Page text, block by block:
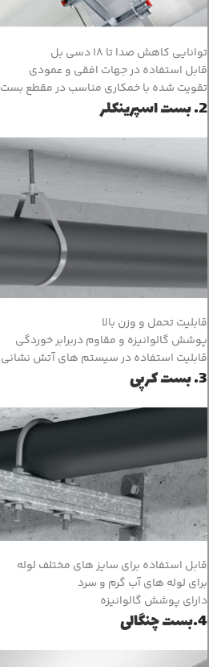
توانایی کاهش صدا تا 18 دسی بل
قابل استفاده در جهات افقی و عمودی
تقویت شده با خمکاری مناسب در مقطع بست
2. بست اسپرینکلر
قابلیت تحمل و وزن بالا
پوشش گالوانیزه و مقاوم دربرابر خوردگی
قابلیت استفاده در سیستم های آتش نشانی
3. بست کرپی
قابل استفاده برای سایز های مختلف لوله
برای لوله های آب گرم و سرد
دارای پوشش گالوانیزه
4.بست چنگالی